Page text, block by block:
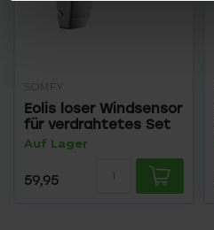
SOMFY
Eolis loser Windsensor
für verdrahtetes Set
Auf Lager
59,95